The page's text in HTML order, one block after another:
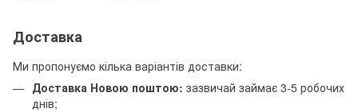
Доставка
Ми пропонуємо кілька варіантів доставки:
Доставка Новою поштою: зазвичай займає 3-5 робочих
днів;